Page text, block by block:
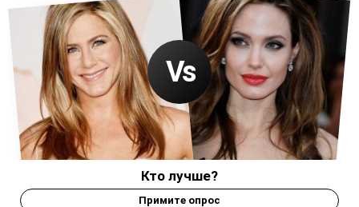
Кто лучше?
Примите опрос